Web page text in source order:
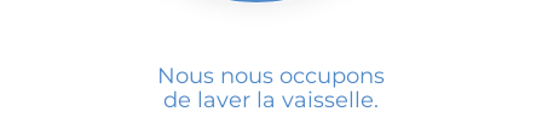
Nous nous occupons
de laver la vaisselle.